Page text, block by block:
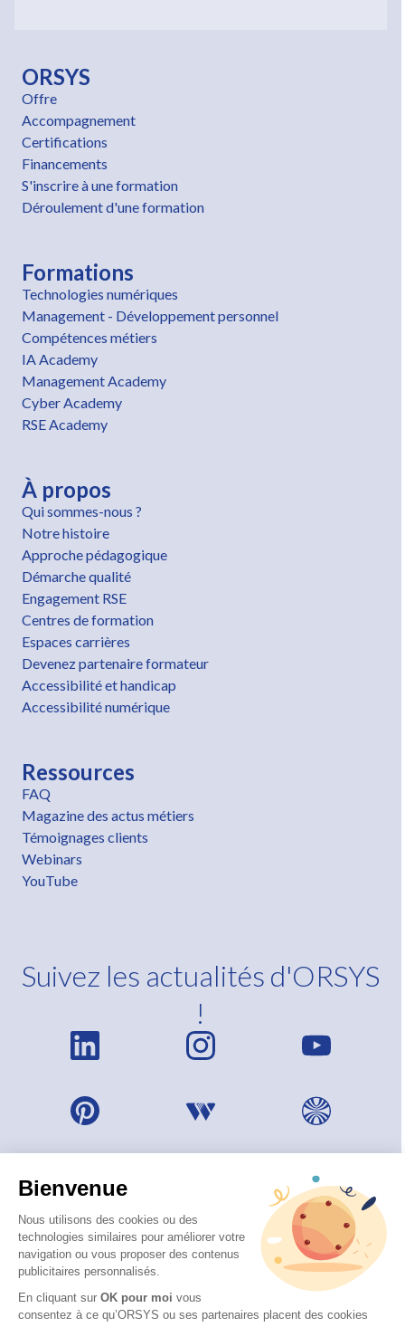
Bienvenue
Nous utilisons des cookies ou des
technologies similaires pour améliorer votre
navigation ou vous proposer des contenus
publicitaires personnalisés.
En cliquant sur OK pour moi vous
consentez à ce qu’ORSYS ou ses partenaires placent des cookies
ORSYS
Offre
Accompagnement
Certifications
Financements
S'inscrire à une formation
Déroulement d'une formation
Formations
Technologies numériques
Management - Développement personnel
Compétences métiers
IA Academy
Management Academy
Cyber Academy
RSE Academy
À propos
Qui sommes-nous ?
Notre histoire
Approche pédagogique
Démarche qualité
Engagement RSE
Centres de formation
Espaces carrières
Devenez partenaire formateur
Accessibilité et handicap
Accessibilité numérique
Ressources
FAQ
Magazine des actus métiers
Témoignages clients
Webinars
YouTube
Suivez les actualités d'ORSYS
!